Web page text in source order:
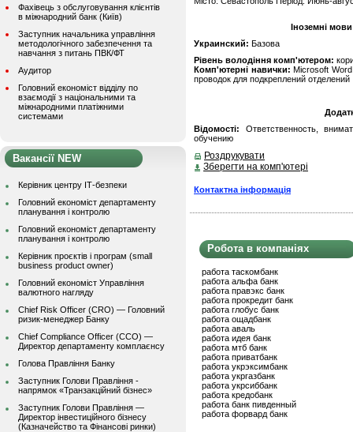
Фахівець з обслуговування клієнтів
в міжнародний банк (Київ)
Заступник начальника управління
методологічного забезпечення та
навчання з питань ПВК/ФТ
Аудитор
Головний економіст відділу по
взаємодії з національними та
міжнародними платіжними
системами
Вакансії NEW
Керівник центру ІТ-безпеки
Головний економіст департаменту
планування і контролю
Головний економіст департаменту
планування і контролю
Керівник проєктів і програм (small
business product owner)
Головний економіст Управління
валютного нагляду
Chief Risk Officer (CRO) — Головний
ризик-менеджер Банку
Chief Compliance Officer (CCO) —
Директор департаменту комплаєнсу
Голова Правління Банку
Заступник Голови Правління -
напрямок «Транзакційний бізнес»
Заступник Голови Правління —
Директор інвестиційного бізнесу
(Казначейство та Фінансові ринки)
Іноземні
Украинский: Базова
Рівень володіння комп'ютером:
Комп'ютерні навички: Microsoft
проводок для подкреплений отделений
Відомості: Ответственность,
обучению
Роздрукувати
Зберегти на комп'ютері
Контактна інформація
Робота в компаніях
работа таскомбанк
работа альфа банк
работа правэкс банк
работа прокредит банк
работа глобус банк
работа ощадбанк
работа аваль
работа идея банк
работа мтб банк
работа приватбанк
работа укрэксимбанк
работа укргазбанк
работа укрсиббанк
работа кредобанк
работа банк пивденный
работа форвард банк